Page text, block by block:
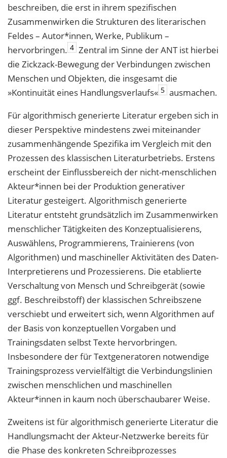
beschreiben, die erst in ihrem spezifischen
Zusammenwirken die Strukturen des literarischen
Feldes – Autor*innen, Werke, Publikum –
hervorbringen. 4 Zentral im Sinne der ANT ist hierbei
die Zickzack-Bewegung derVerbindungen zwischen
Menschen und Objekten, die insgesamt die
»Kontinuität eines Handlungsverlaufs« 5 ausmachen.
Für algorithmisch generierte Literatur ergeben sich in
dieser Perspektive mindestens zwei miteinander
zusammenhängende Spezifika im Vergleich mit den
Prozessen des klassischen Literaturbetriebs. Erstens
erscheint der Einflussbereich der nicht-menschlichen
Akteur*innen bei der Produktion generativer
Literatur gesteigert. Algorithmisch generierte
Literatur entsteht grundsätzlich im Zusammenwirken
menschlicher Tätigkeiten des Konzeptualisierens,
Auswählens, Programmierens, Trainierens (von
Algorithmen) und maschineller Aktivitäten des Daten-
Interpretierens und Prozessierens. Die etablierte
Verschaltung von Mensch und Schreibgerät (sowie
ggf. Beschreibstoff) der klassischen Schreibszene
verschiebt und erweitert sich, wenn Algorithmen auf
der Basis von konzeptuellen Vorgaben und
Trainingsdaten selbst Texte hervorbringen.
Insbesondere derfür Textgeneratoren notwendige
Trainingsprozess vervielfältigt die Verbindungslinien
zwischen menschlichen und maschinellen
Akteur*innen in kaum noch überschaubarer Weise.
Zweitens ist für algorithmisch generierte Literatur die
Handlungsmacht der Akteur-Netzwerke bereits für
die Phase des konkreten Schreibprozesses